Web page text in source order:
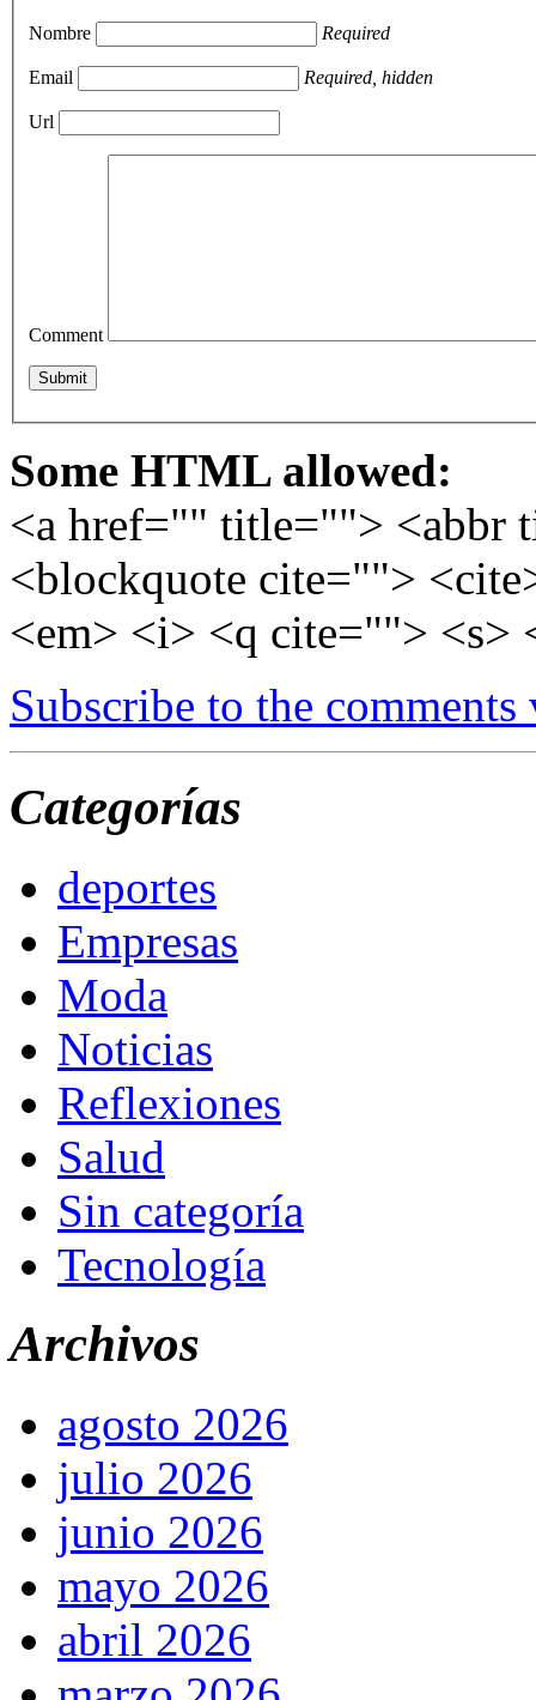
Nombre Required
Email Required, hidden
Url
Comment
Some HTML allowed:
<a href="" title=""> <abbr
<blockquote cite="">
<em> <i> <q cite=""> <s>
Subscribe to the comments
Categorías
deportes
Empresas
Moda
Noticias
Reflexiones
Salud
Sin categoría
Tecnología
Archivos
agosto 2026
julio 2026
junio 2026
mayo 2026
abril 2026